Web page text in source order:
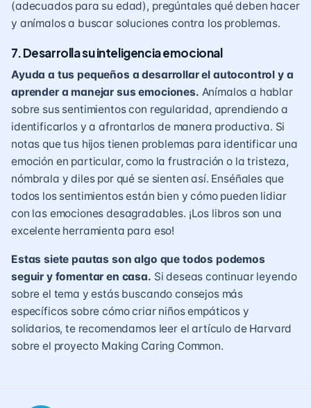
(adecuados para su edad), pregúntales qué deben hacer
y anímalos a buscar soluciones contra los problemas.
7. Desarrolla su inteligencia emocional
Ayuda a tus pequeños a desarrollar el autocontrol y a
aprender a manejar sus emociones. Anímalos a hablar
sobre sus sentimientos con regularidad, aprendiendo a
identificarlos y a afrontarlos de manera productiva. Si
notas que tus hijos tienen problemas para identificar una
emoción en particular, como la frustración o la tristeza,
nómbrala y diles por qué se sienten así. Enséñales que
todos los sentimientos están bien y cómo pueden lidiar
con las emociones desagradables. ¡Los libros son una
excelente herramienta para eso!
Estas siete pautas son algo que todos podemos
seguir y fomentar en casa. Si deseas continuar leyendo
sobre el tema y estás buscando consejos más
específicos sobre cómo criar niños empáticos y
solidarios, te recomendamos leer el artículo de Harvard
sobre el proyecto Making Caring Common.